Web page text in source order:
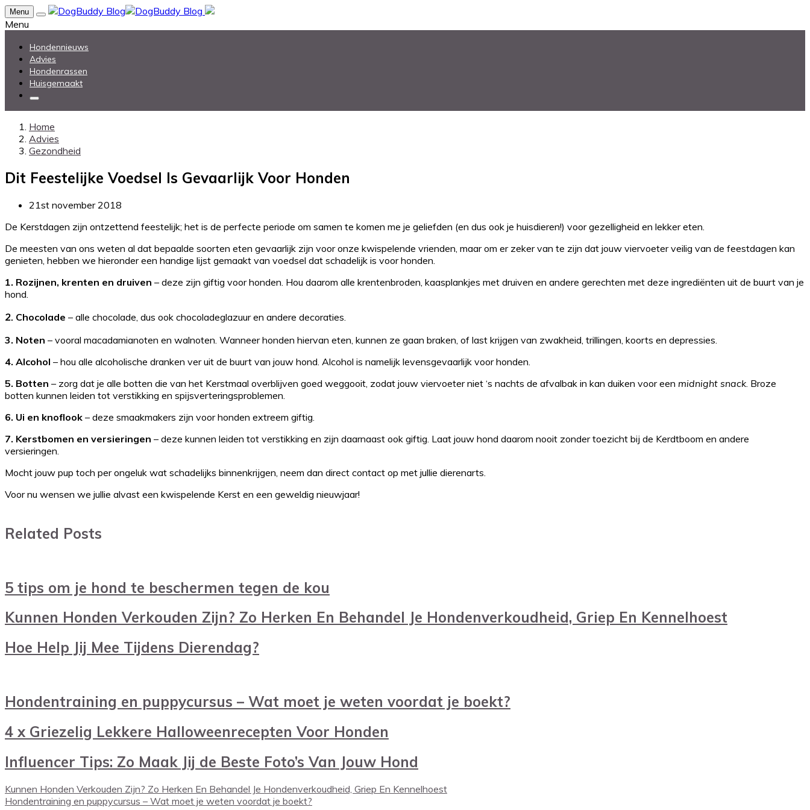
Menu
Menu
Hondennieuws
Advies
Hondenrassen
Huisgemaakt
Home
Advies
Gezondheid
Dit Feestelijke Voedsel Is Gevaarlijk Voor Honden
21st november 2018
De Kerstdagen zijn ontzettend feestelijk; het is de perfecte periode om samen te komen me je geliefden (en dus ook je huisdieren!) voor gezelligheid en lekker eten.
De meesten van ons weten al dat bepaalde soorten eten gevaarlijk zijn voor onze kwispelende vrienden, maar om er zeker van te zijn dat jouw viervoeter veilig van de feestdagen kan
genieten, hebben we hieronder een handige lijst gemaakt van voedsel dat schadelijk is voor honden.
1. Rozijnen, krenten en druiven – deze zijn giftig voor honden. Hou daarom alle krentenbroden, kaasplankjes met druiven en andere gerechten met deze ingrediënten uit de buurt van je
hond.
2. Chocolade – alle chocolade, dus ook chocoladeglazuur en andere decoraties.
3. Noten – vooral macadamianoten en walnoten. Wanneer honden hiervan eten, kunnen ze gaan braken, of last krijgen van zwakheid, trillingen, koorts en depressies.
4. Alcohol – hou alle alcoholische dranken ver uit de buurt van jouw hond. Alcohol is namelijk levensgevaarlijk voor honden.
5. Botten – zorg dat je alle botten die van het Kerstmaal overblijven goed weggooit, zodat jouw viervoeter niet ‘s nachts de afvalbak in kan duiken voor een midnight snack . Broze
botten kunnen leiden tot verstikking en spijsverteringsproblemen.
6. Ui en knoflook – deze smaakmakers zijn voor honden extreem giftig.
7. Kerstbomen en versieringen – deze kunnen leiden tot verstikking en zijn daarnaast ook giftig. Laat jouw hond daarom nooit zonder toezicht bij de Kerdtboom en andere
versieringen.
Mocht jouw pup toch per ongeluk wat schadelijks binnenkrijgen, neem dan direct contact op met jullie dierenarts.
Voor nu wensen we jullie alvast een kwispelende Kerst en een geweldig nieuwjaar!
Related Posts
5 tips om je hond te beschermen tegen de kou
Kunnen Honden Verkouden Zijn? Zo Herken En Behandel Je Hondenverkoudheid, Griep En Kennelhoest
Hoe Help Jij Mee Tijdens Dierendag?
Hondentraining en puppycursus – Wat moet je weten voordat je boekt?
4 x Griezelig Lekkere Halloweenrecepten Voor Honden
Influencer Tips: Zo Maak Jij de Beste Foto’s Van Jouw Hond
Kunnen Honden Verkouden Zijn? Zo Herken En Behandel Je Hondenverkoudheid, Griep En Kennelhoest
Hondentraining en puppycursus – Wat moet je weten voordat je boekt?